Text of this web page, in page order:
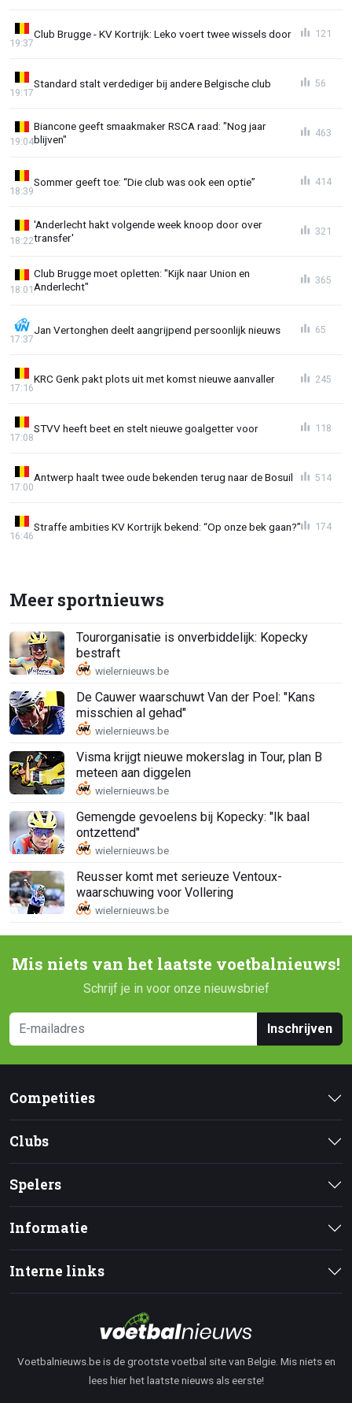
Club Brugge - KV Kortrijk: Leko voert twee wissels door
19:37
121
Standard stalt verdediger bij andere Belgische club
19:17
56
Biancone geeft smaakmaker RSCA raad: "Nog jaar
blijven"
19:04
463
Sommer geeft toe: “Die club was ook een optie”
18:39
414
'Anderlecht hakt volgende week knoop door over
transfer'
18:22
321
Club Brugge moet opletten: "Kijk naar Union en
Anderlecht"
18:01
365
Jan Vertonghen deelt aangrijpend persoonlijk nieuws
17:37
65
KRC Genk pakt plots uit met komst nieuwe aanvaller
17:16
245
STVV heeft beet en stelt nieuwe goalgetter voor
17:08
118
Antwerp haalt twee oude bekenden terug naar de Bosuil
17:00
514
Straffe ambities KV Kortrijk bekend: “Op onze bek gaan?”
16:46
174
Meer sportnieuws
Tourorganisatie is onverbiddelijk: Kopecky
bestraft
De Cauwer waarschuwt Van der Poel: "Kans
misschien al gehad"
Visma krijgt nieuwe mokerslag in Tour, plan B
meteen aan diggelen
Gemengde gevoelens bij Kopecky: "Ik baal
ontzettend"
Reusser komt met serieuze Ventoux-
waarschuwing voor Vollering
Mis niets van het laatste voetbalnieuws!
Schrijf je in voor onze nieuwsbrief
Inschrijven
Competities
Clubs
Spelers
Informatie
Interne links
Voetbalnieuws.be is de grootste voetbal site van Belgie. Mis niets en
lees hier het laatste nieuws als eerste!